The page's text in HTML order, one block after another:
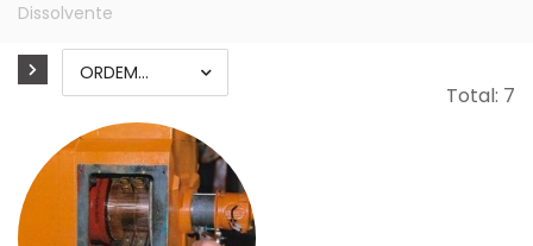
Dissolvente
Total: 7